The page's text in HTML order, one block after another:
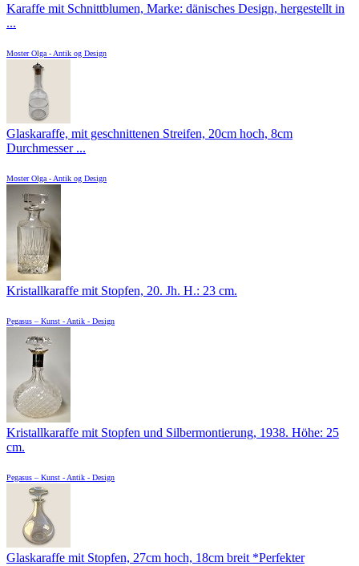
Karaffe mit Schnittblumen, Marke: dänisches Design, hergestellt in
...
Moster Olga - Antik og Design
Glaskaraffe, mit geschnittenen Streifen, 20cm hoch, 8cm
Durchmesser ...
Moster Olga - Antik og Design
Kristallkaraffe mit Stopfen, 20. Jh. H.: 23 cm.
Pegasus – Kunst - Antik - Design
Kristallkaraffe mit Stopfen und Silbermontierung, 1938. Höhe: 25
cm.
Pegasus – Kunst - Antik - Design
Glaskaraffe mit Stopfen, 27cm hoch, 18cm breit *Perfekter